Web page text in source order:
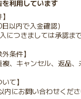
利用しています
以内で入金確認）
につきましては承認ま
条件】
、キャンセル、返品、
て】
にお問い合わせくださ